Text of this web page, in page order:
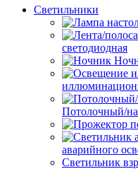
Светильники
светодиодная
Потолочный/
аварийного
Светильник